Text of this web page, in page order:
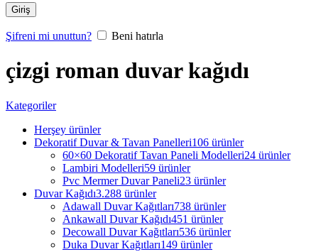
Giriş
Şifreni mi unuttun? Beni hatırla
çizgi roman duvar kağıdı
Kategoriler
Herşey ürünler
Dekoratif Duvar & Tavan Panelleri106 ürünler
60×60 Dekoratif Tavan Paneli Modelleri24 ürünler
Lambiri Modelleri59 ürünler
Pvc Mermer Duvar Paneli23 ürünler
Duvar Kağıdı3.288 ürünler
Adawall Duvar Kağıtları738 ürünler
Ankawall Duvar Kağıdı451 ürünler
Decowall Duvar Kağıtları536 ürünler
Duka Duvar Kağıtları149 ürünler